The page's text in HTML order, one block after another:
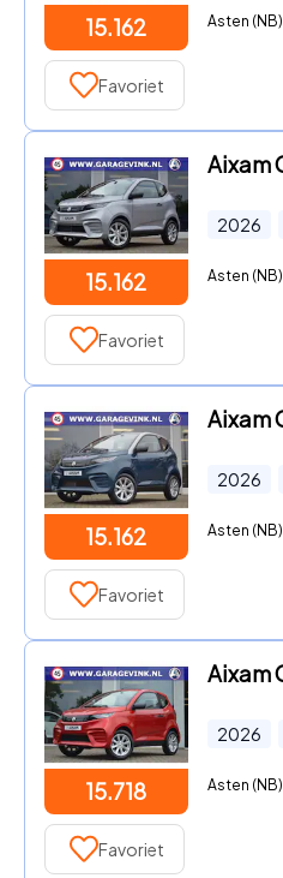
15.162 Asten (NB)
Favoriet
15.162
2026
Asten (NB)
Favoriet
15.162
2026
Asten (NB)
Favoriet
15.718
2026
Asten (NB)
Favoriet